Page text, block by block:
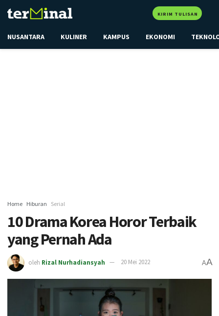
KIRIM TULISAN
NUSANTARA KULINER KAMPUS EKONOMI
Home Hiburan Serial
10 Drama Korea Horor Terbaik
yang Pernah Ada
oleh Rizal Nurhadiansyah 20 Mei 2022 AA